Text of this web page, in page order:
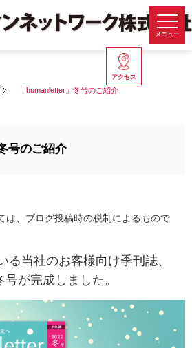
メニュー
アクセス
「humanletter」冬号のご紹介
号のご紹介
は、ブログ投稿時の税制によるもので
る当社のお客様向け季刊誌、
号が完成しました。